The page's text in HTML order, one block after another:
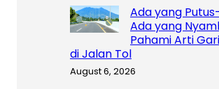
Ada yang
Ada yang
Pahami Arti
di Jalan Tol
August 6, 2026